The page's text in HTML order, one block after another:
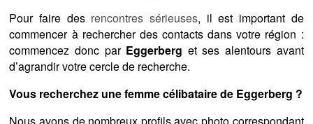
Pour faire des rencontres sérieuses, il est important de
commencer à rechercher des contacts dans votre région :
commencez donc par Eggerberg et ses alentours avant
d’agrandir votre cercle de recherche.
Vous recherchez une femme célibataire de Eggerberg ?